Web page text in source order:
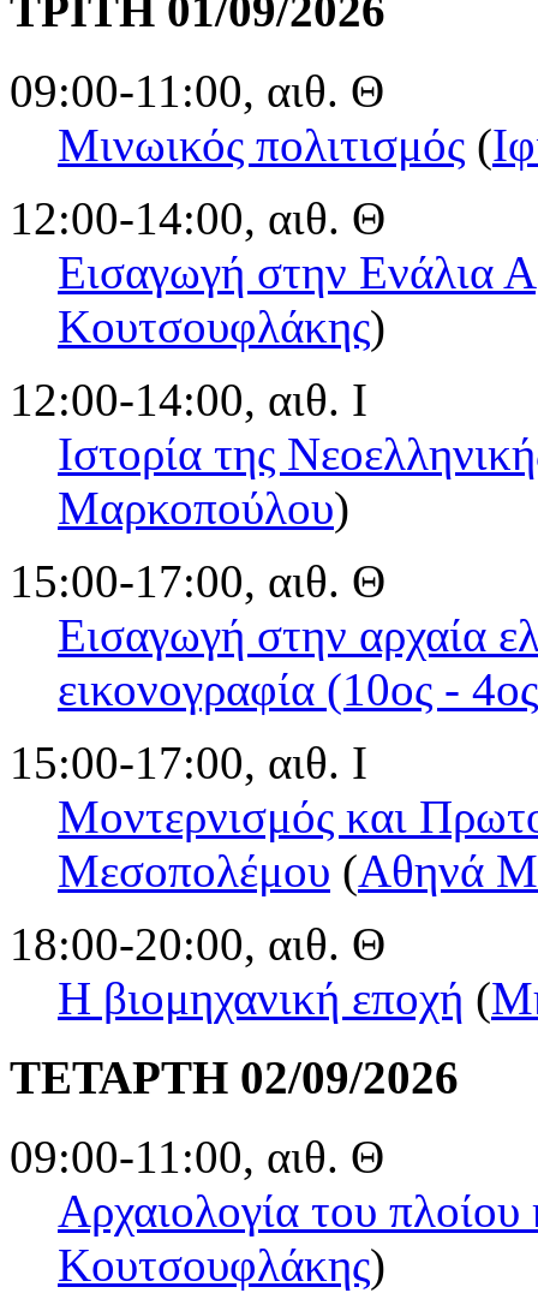
ΤΡΙΤΗ 01/09/2026
09:00-11:00, αιθ. Θ
Μινωικός πολιτισμός (
12:00-14:00, αιθ. Θ
Εισαγωγή στην Ενάλια
Κουτσουφλάκης)
12:00-14:00, αιθ. Ι
Ιστορία της
Μαρκοπούλου)
15:00-17:00, αιθ. Θ
Εισαγωγή στην αρχαία
εικονογραφία (10ος -
15:00-17:00, αιθ. Ι
Μοντερνισμός και
Μεσοπολέμου (Αθηνά
18:00-20:00, αιθ. Θ
Η βιομηχανική εποχή (
ΤΕΤΑΡΤΗ 02/09/2026
09:00-11:00, αιθ. Θ
Αρχαιολογία του πλοίου
Κουτσουφλάκης)